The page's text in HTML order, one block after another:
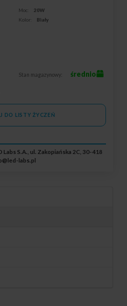
Moc:
20W
Kolor:
Biały
Stan magazynowy: średnio
DO LISTY ŻYCZEŃ
Labs S.A., ul. Zakopiańska 2C, 30-418
labs.pl